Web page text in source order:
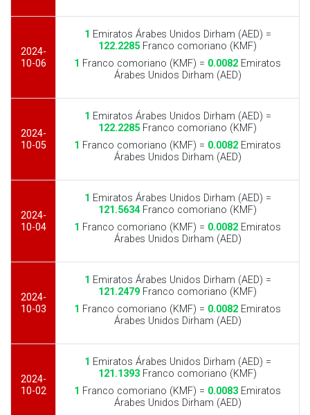
2024-
10-06
1 Emiratos Árabes Unidos Dirham (AED) =
122.2285 Franco comoriano (KMF)
1 Franco comoriano (KMF) = 0.0082 Emiratos
Árabes Unidos Dirham (AED)
2024-
10-05
1 Emiratos Árabes Unidos Dirham (AED) =
122.2285 Franco comoriano (KMF)
1 Franco comoriano (KMF) = 0.0082 Emiratos
Árabes Unidos Dirham (AED)
2024-
10-04
1 Emiratos Árabes Unidos Dirham (AED) =
121.5634Franco comoriano (KMF)
1 Franco comoriano (KMF) = 0.0082 Emiratos
Árabes Unidos Dirham (AED)
2024-
10-03
1 Emiratos Árabes Unidos Dirham (AED) =
121.2479 Franco comoriano (KMF)
1 Franco comoriano (KMF) = 0.0082 Emiratos
Árabes Unidos Dirham (AED)
2024-
10-02
1 Emiratos Árabes Unidos Dirham (AED) =
121.1393 Franco comoriano (KMF)
1 Franco comoriano (KMF) = 0.0083 Emiratos
Árabes Unidos Dirham (AED)